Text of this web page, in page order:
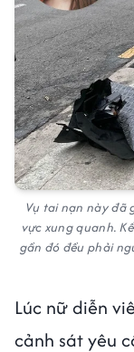
Vụ tai nạn này đã
vực xung quanh.
gần đó đều phải
Lúc nữ diễn
cảnh sát yêu